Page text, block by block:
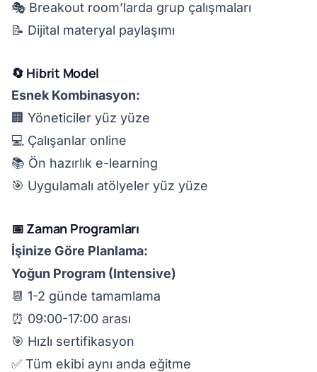
🎭 Breakout room’larda grup çalışmaları
📝 Dijital materyal paylaşımı
🔄 Hibrit Model
Esnek Kombinasyon:
🏢 Yöneticiler yüz yüze
💻 Çalışanlar online
📚 Ön hazırlık e-learning
🎯 Uygulamalı atölyeler yüz yüze
📅 Zaman Programları
İşinize Göre Planlama:
Yoğun Program (Intensive)
📆 1-2 günde tamamlama
⏰ 09:00-17:00 arası
🎯 Hızlı sertifikasyon
✅ Tüm ekibi aynı anda eğitme